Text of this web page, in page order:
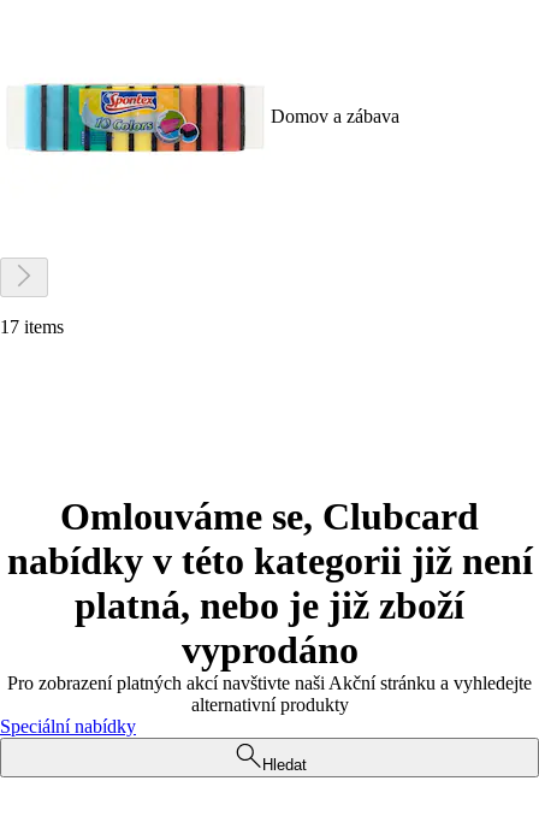
Domov a zábava
17 items
Omlouváme se, Clubcard
nabídky v této kategorii již není
platná, nebo je již zboží
vyprodáno
Pro zobrazení platných akcí navštivte naši Akční stránku a vyhledejte
alternativní produkty
Speciální nabídky
Hledat